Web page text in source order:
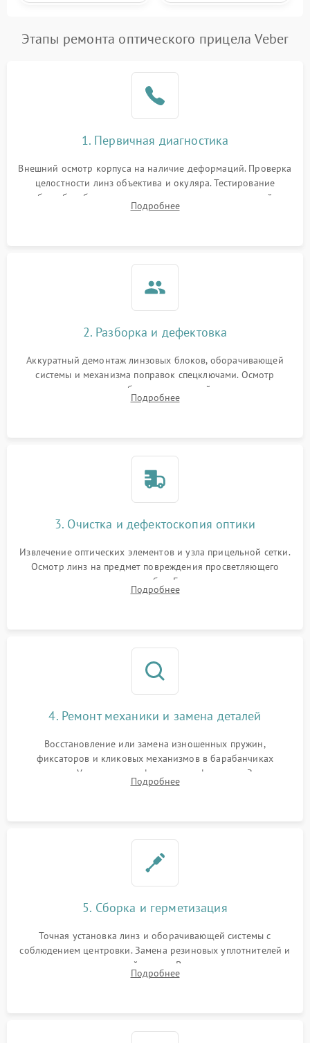
Этапы ремонта оптического прицела Veber
1. Первичная диагностика
Внешний осмотр корпуса на наличие деформаций. Проверка
целостности линз объектива и окуляра. Тестирование
работы барабанчиков ввода поправок, кольца отстройки
параллакса и зума. Выявление сколов, внутренних
Подробнее
2. Разборка и дефектовка
Аккуратный демонтаж линзовых блоков, оборачивающей
системы и механизма поправок спецключами. Осмотр
внутренних резьбовых соединений, пружин и
уплотнительных колец. Поиск причин люфта, смещения
Подробнее
3. Очистка и дефектоскопия оптики
Извлечение оптических элементов и узла прицельной сетки.
Осмотр линз на предмет повреждения просветляющего
покрытия или появления грибка. Бережная очистка стекол
спецрастворами. Проверка целостности гравированной
Подробнее
4. Ремонт механики и замена деталей
Восстановление или замена изношенных пружин,
фиксаторов и кликовых механизмов в барабанчиках
поправок. Устранение люфтов в трансфокаторе. Замена
поврежденных линз, разбитой сетки или восстановление
Подробнее
5. Сборка и герметизация
Точная установка линз и оборачивающей системы с
соблюдением центровки. Замена резиновых уплотнителей и
нанесение влагозащитной смазки. Вакуумирование корпуса
и заполнение его осушенным азотом или аргоном для
Подробнее